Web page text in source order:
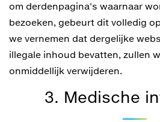
om derdenpagina's waarnaar
bezoeken, gebeurt dit volledig
we vernemen dat dergelijke
illegale inhoud bevatten, zullen
onmiddellijk verwijderen.
3. Medische